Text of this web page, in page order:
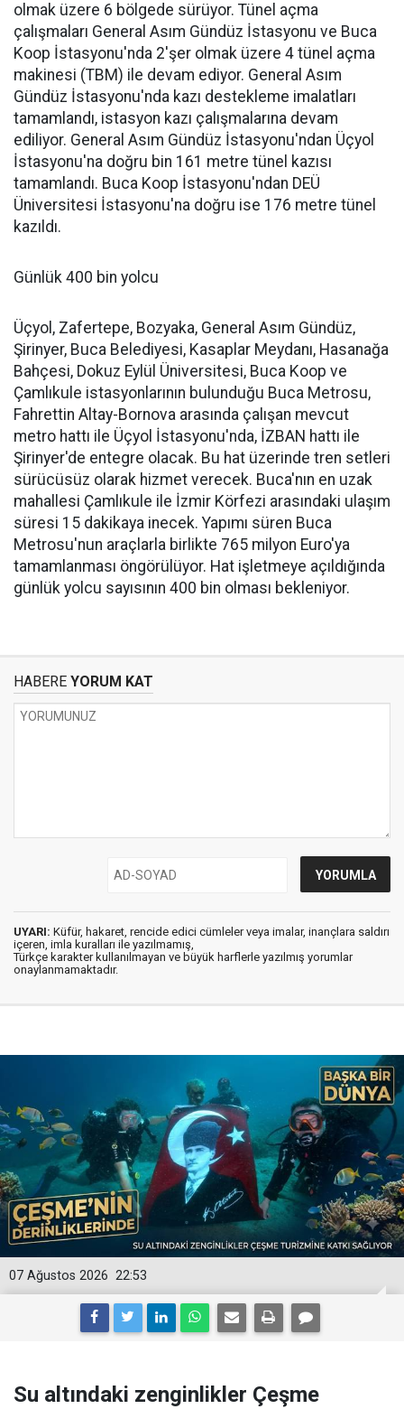
olmak üzere 6 bölgede sürüyor. Tünel açma
çalışmaları General Asım Gündüz İstasyonu ve Buca
Koop İstasyonu'nda 2'şer olmak üzere 4 tünel açma
makinesi (TBM) ile devam ediyor. General Asım
Gündüz İstasyonu'nda kazı destekleme imalatları
tamamlandı, istasyon kazı çalışmalarına devam
ediliyor. General Asım Gündüz İstasyonu'ndan Üçyol
İstasyonu'na doğru bin 161 metre tünel kazısı
tamamlandı. Buca Koop İstasyonu'ndan DEÜ
Üniversitesi İstasyonu'na doğru ise 176 metre tünel
kazıldı.
Günlük 400 bin yolcu
Üçyol, Zafertepe, Bozyaka, General Asım Gündüz,
Şirinyer, Buca Belediyesi, Kasaplar Meydanı, Hasanağa
Bahçesi, Dokuz Eylül Üniversitesi, Buca Koop ve
Çamlıkule istasyonlarının bulunduğu Buca Metrosu,
Fahrettin Altay-Bornova arasında çalışan mevcut
metro hattı ile Üçyol İstasyonu'nda, İZBAN hattı ile
Şirinyer'de entegre olacak. Bu hat üzerinde tren setleri
sürücüsüz olarak hizmet verecek. Buca'nın en uzak
mahallesi Çamlıkule ile İzmir Körfezi arasındaki ulaşım
süresi 15 dakikaya inecek. Yapımı süren Buca
Metrosu'nun araçlarla birlikte 765 milyon Euro'ya
tamamlanması öngörülüyor. Hat işletmeye açıldığında
günlük yolcu sayısının 400 bin olması bekleniyor.
HABERE YORUM KAT
UYARI: Küfür, hakaret, rencide edici cümleler veya imalar, inançlara saldırı
içeren, imla kuralları ile yazılmamış,
Türkçe karakter kullanılmayan ve büyük harflerle yazılmış yorumlar
onaylanmamaktadır.
22:53
07 Ağustos 2026
Su altındaki zenginlikler Çeşme